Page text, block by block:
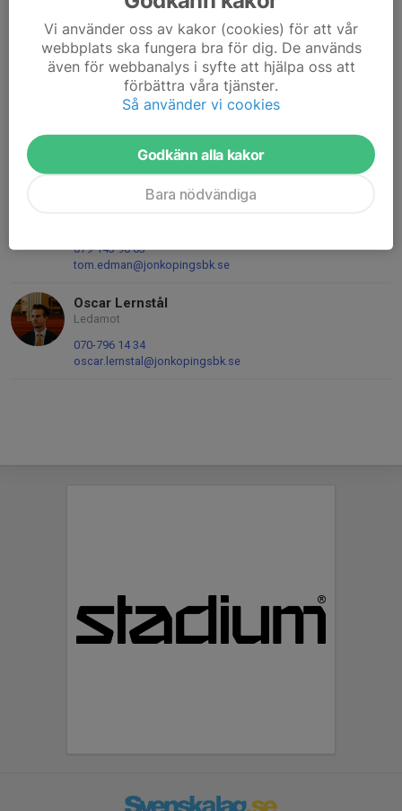
Sebastian Kvist
Kassör
072-551 18 27
sebastian.kvist@jonkopingsbk.se
Max Friberg
076-116 78 63
079-143 90 03
tom.edman@jonkopingsbk.se
Oscar Lernstål
Ledamot
070-796 14 34
oscar.lernstal@jonkopingsbk.se
Vi använder oss av kakor (cookies) för att vår
webbplats ska fungera bra för dig. De används
även för webbanalys i syfte att hjälpa oss att
förbättra våra tjänster.
Så använder vi cookies
Godkänn alla kakor
Bara nödvändiga